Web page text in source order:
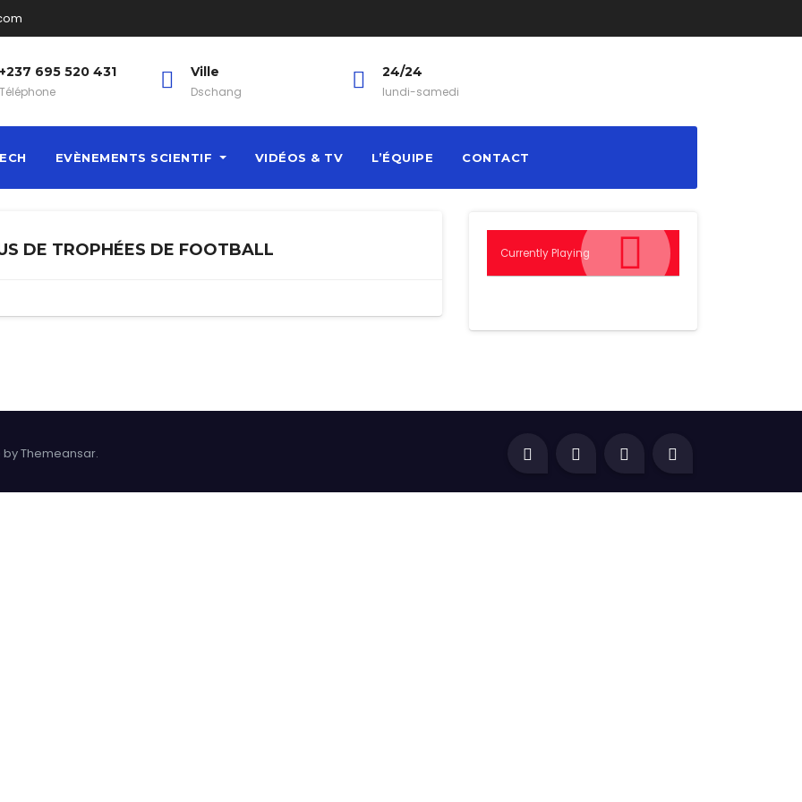
+237 695 520 431
Téléphone
Ville
Dschang
24/24
lundi-samedi
EVÈNEMENTS SCIENTIF VIDÉOS & TV L’ÉQUIPE CONTACT
DE TROPHÉES DE FOOTBALL Currently Playing
byThemeansar.